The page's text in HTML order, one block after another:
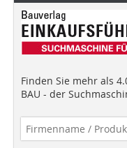
Finden Sie mehr als
BAU - der